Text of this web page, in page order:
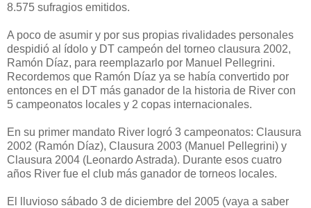
8.575 sufragios emitidos.
A poco de asumir y por sus propias rivalidades personales
despidió al ídolo y DT campeón del torneo clausura 2002,
Ramón Díaz, para reemplazarlo por Manuel Pellegrini.
Recordemos que Ramón Díaz ya se había convertido por
entonces en el DT más ganador de la historia de River con
5 campeonatos locales y 2 copas internacionales.
En su primer mandato River logró 3 campeonatos: Clausura
2002 (Ramón Díaz), Clausura 2003 (Manuel Pellegrini) y
Clausura 2004 (Leonardo Astrada). Durante esos cuatro
años River fue el club más ganador de torneos locales.
El lluvioso sábado 3 de diciembre del 2005 (vaya a saber